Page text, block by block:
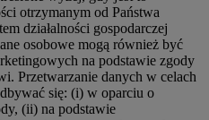
otrzymanym od Państwa
działalności gospodarczej
osobowe mogą również być
na podstawie zgody
Przetwarzanie danych w celach
się: (i) w oparciu o
(ii) na podstawie